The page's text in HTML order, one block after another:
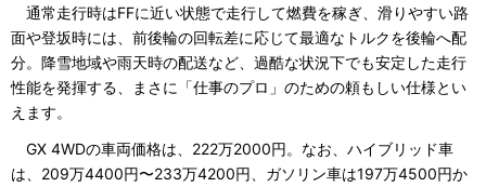
通常走行時はFFに近い状態で走行して燃費を稼ぎ、滑りやすい路
面や登坂時には、前後輪の回転差に応じて最適なトルクを後輪へ配
分。降雪地域や雨天時の配送など、過酷な状況下でも安定した走行
性能を発揮する、まさに「仕事のプロ」のための頼もしい仕様とい
えます。
GX 4WDの車両価格は、222万2000円。なお、ハイブリッド車
は、209万4400円〜233万4200円、ガソリン車は197万4500円か